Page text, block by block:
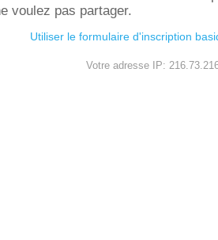
voulez pas partager.
Utiliser le formulaire d'inscription
Votre adresse IP: